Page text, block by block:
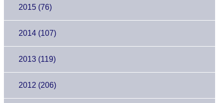
2015 (76)
2014 (107)
2013 (119)
2012 (206)